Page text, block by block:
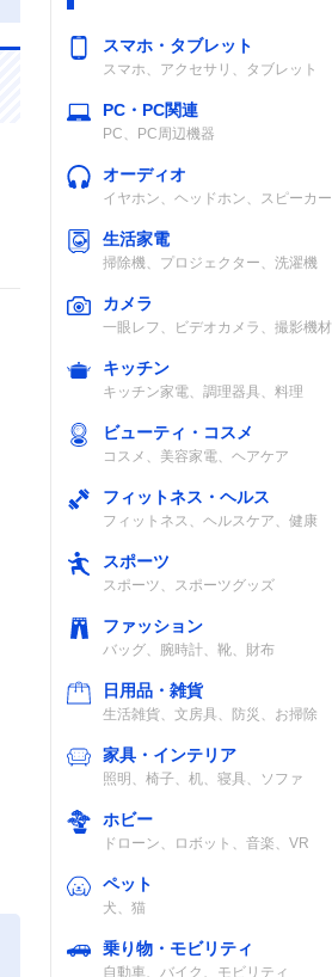
スマホ・タブレット
スマホ、アクセサリ、タブレット
PC・PC関連
PC、PC周辺機器
オーディオ
イヤホン、ヘッドホン、スピーカー
生活家電
掃除機、プロジェクター、洗濯機
カメラ
一眼レフ、ビデオカメラ、撮影機材
キッチン
キッチン家電、調理器具、料理
ビューティ・コスメ
コスメ、美容家電、ヘアケア
フィットネス・ヘルス
フィットネス、ヘルスケア、健康
スポーツ
スポーツ、スポーツグッズ
ファッション
バッグ、腕時計、靴、財布
日用品・雑貨
生活雑貨、文房具、防災、お掃除
家具・インテリア
照明、椅子、机、寝具、ソファ
ホビー
ドローン、ロボット、音楽、VR
ペット
犬、猫
乗り物・モビリティ
自動車、バイク、モビリティ